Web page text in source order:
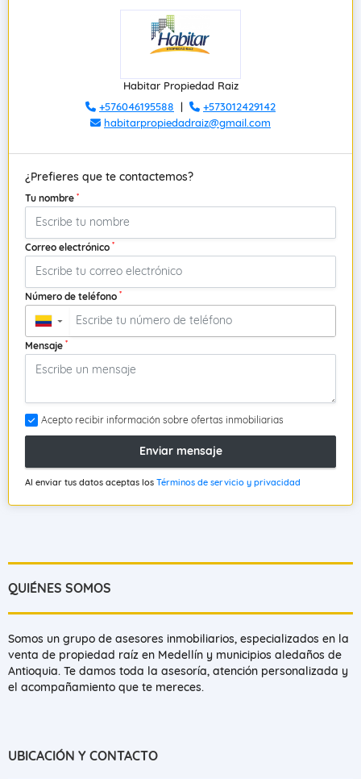
Habitar Propiedad Raiz
+576046195588 |
+573012429142
habitarpropiedadraiz@gmail.com
¿Prefieres que te contactemos?
Tu nombre *
Correo electrónico *
Número de teléfono *
▼
Mensaje *
Acepto recibir información sobre ofertas inmobiliarias
Enviar mensaje
Al enviar tus datos aceptas los Términos de servicio y privacidad
QUIÉNES SOMOS
Somos un grupo de asesores inmobiliarios, especializados en la
venta de propiedad raíz en Medellín y municipios aledaños de
Antioquia. Te damos toda la asesoría, atención personalizada y
el acompañamiento que te mereces.
UBICACIÓN Y CONTACTO